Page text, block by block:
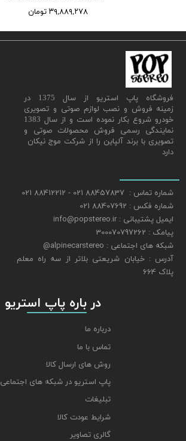
۳۹,۸۸۹,۲۷۸ تومان
​فروشگاه پاپ استریو از سال 1375 در
زمینه فروش و نصب لوازم صوتی و تصویری
خودرو شروع بکار نموده است و از سال 1383
نمایندگی رسمی فروش محصولات صوتی و
تصویری با برند آلپاین را از شرکت موج نیکان
دارد
شماره تماس : 88457837 021 - 88412212 021
شماره فکس : 88407692 021
ایمیل پشتیبانی : info@popstereo.ir
پیامک : 300070797262
شبکه های اجتماعی : alpinecarstereo@
​​​​​​​آدرس : خیابان شریعتی بلاتر از سه راه معلم
پلاک 664
​​​​​​​ در باره پاپ استریو
درباره ما
تماس با ما
روش های ارسال کالا
پاپ استریو در شبکه های اجتماعی
تبلیغات
شرایط عودت کالا
گالری تصاویر